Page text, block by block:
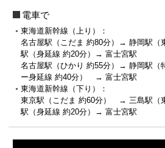
電車で
東海道新幹線（上り）：
名古屋駅（こだま 約80分）→ 静岡駅
駅（身延線 約20分）→ 富士宮駅
名古屋駅（ひかり 約55分）→ 静岡駅（
ー身延線 約40分） → 富士宮駅
東海道新幹線（下り）：
東京駅（こだま 約60分） → 三島駅（
駅（身延線 約20分）→ 富士宮駅